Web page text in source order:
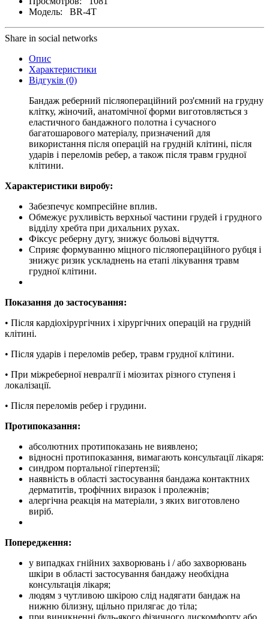
Модель: BR-4T
Share in social networks
Опис
Характеристики
Відгуків (0)
Бандаж реберний післяопераційний роз'ємний на грудну
клітку, жіночий, анатомічної форми виготовляється з
еластичного бандажного полотна і сучасного
багатошарового матеріалу, призначений для
використання після операцій на грудній клітині, після
ударів і переломів ребер, а також після травм грудної
клітини.
Характеристики виробу:
Забезпечує компресійне вплив.
Обмежує рухливість верхньої частини грудей і грудного
відділу хребта при дихальних рухах.
Фіксує реберну дугу, знижує больові відчуття.
Сприяє формуванню міцного післяопераційного рубця і
знижує ризик ускладнень на етапі лікування травм
грудної клітини.
Показання до застосування:
• Після кардіохірургічних і хірургічних операцій на грудній
клітині.
• Після ударів і переломів ребер, травм грудної клітини.
• При міжреберної невралгії і міозитах різного ступеня і
локалізації.
• Після переломів ребер і грудини.
Протипоказання:
абсолютних протипоказань не виявлено;
відносні протипоказання, вимагають консультації лікаря:
синдром портальної гіпертензії;
наявність в області застосування бандажа контактних
дерматитів, трофічних виразок і пролежнів;
алергічна реакція на матеріали, з яких виготовлено
виріб.
Попередження:
у випадках гнійних захворювань і / або захворювань
шкіри в області застосування бандажу необхідна
консультація лікаря;
людям з чутливою шкірою слід надягати бандаж на
нижню білизну, щільно прилягає до тіла;
при виникненні будь-якого фізичного дискомфорту або